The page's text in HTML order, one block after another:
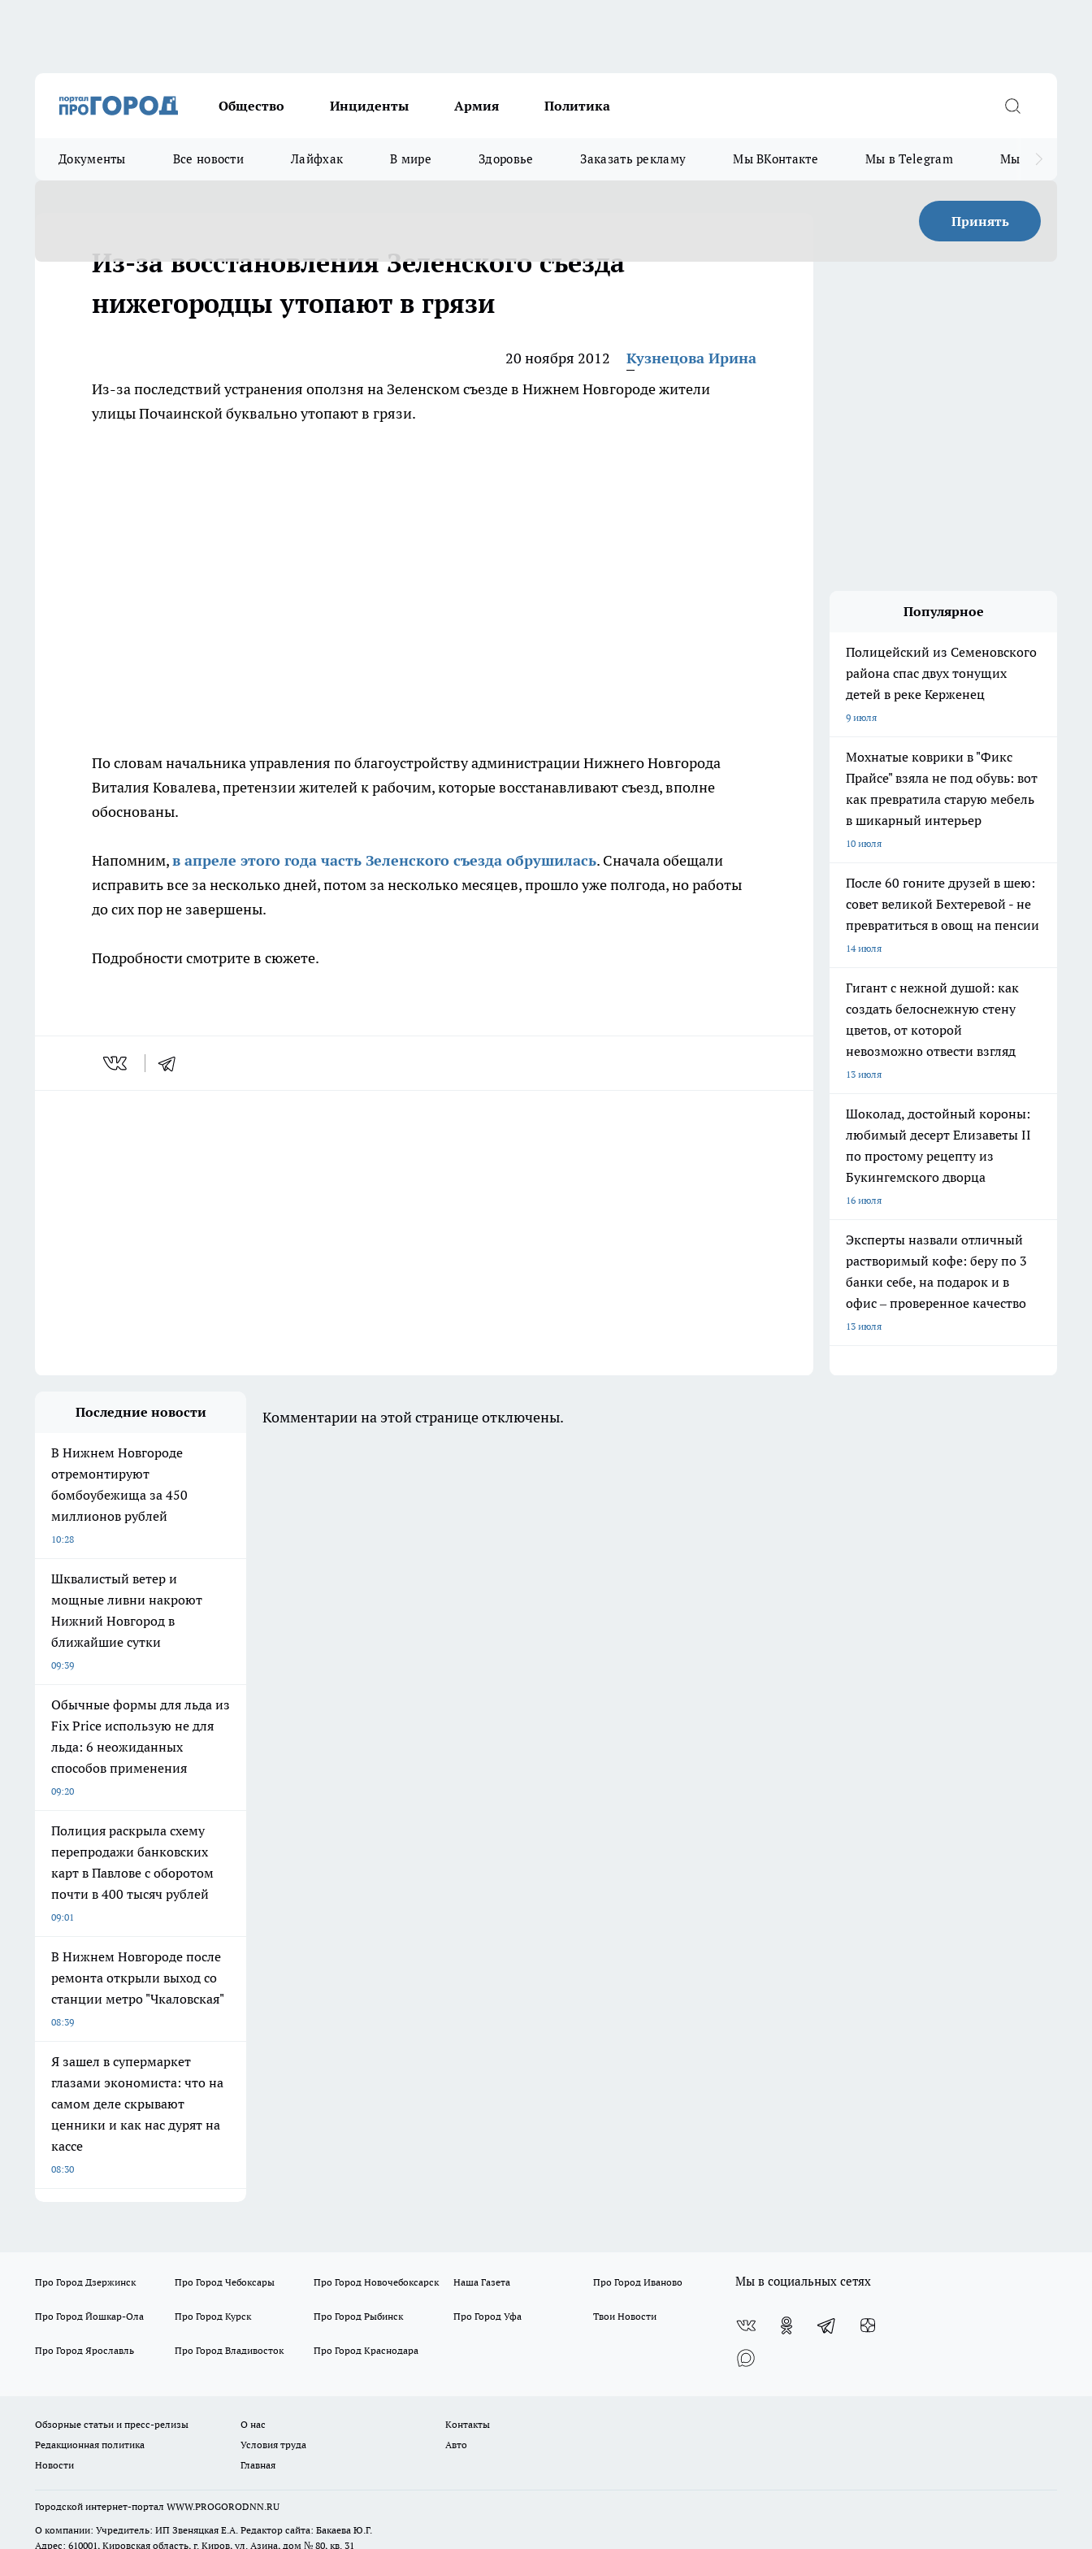
Общество Инциденты Армия Политика
Документы Все новости Лайфхак В мире Здоровье Заказать рекламу Мы ВКонтакте Мы в Telegram Мы в MAX
Принять
Из-за восстановления Зеленского съезда
нижегородцы утопают в грязи
20 ноября 2012
Кузнецова Ирина
Из-за последствий устранения оползня на Зеленском съезде в Нижнем Новгороде жители
улицы Почаинской буквально утопают в грязи.
По словам начальника управления по благоустройству администрации Нижнего Новгорода
Виталия Ковалева, претензии жителей к рабочим, которые восстанавливают съезд, вполне
обоснованы.
Напомним,в апреле этого года часть Зеленского съезда обрушилась. Сначала обещали
исправить все за несколько дней, потом за несколько месяцев, прошло уже полгода, но работы
до сих пор не завершены.
Подробности смотрите в сюжете.
Популярное
Полицейский из Семеновского
района спас двух тонущих
детей в реке Керженец
9 июля
Мохнатые коврики в "Фикс
Прайсе" взяла не под обувь: вот
как превратила старую мебель
в шикарный интерьер
10 июля
После 60 гоните друзей в шею:
совет великой Бехтеревой - не
превратиться в овощ на пенсии
14 июля
Гигант с нежной душой: как
создать белоснежную стену
цветов, от которой
невозможно отвести взгляд
13 июля
Шоколад, достойный короны:
любимый десерт Елизаветы II
по простому рецепту из
Букингемского дворца
16 июля
Эксперты назвали отличный
растворимый кофе: беру по 3
банки себе, на подарок и в
офис – проверенное качество
13 июля
Последние новости
В Нижнем Новгороде
отремонтируют
бомбоубежища за 450
миллионов рублей
10:28
Шквалистый ветер и
мощные ливни накроют
Нижний Новгород в
ближайшие сутки
09:39
Обычные формы для льда из
Fix Price использую не для
льда: 6 неожиданных
способов применения
09:20
Полиция раскрыла схему
перепродажи банковских
карт в Павлове с оборотом
почти в 400 тысяч рублей
09:01
В Нижнем Новгороде после
ремонта открыли выход со
станции метро "Чкаловская"
08:39
Я зашел в супермаркет
глазами экономиста: что на
самом деле скрывают
ценники и как нас дурят на
кассе
08:30
Комментарии на этой странице отключены.
Про Город Дзержинск Про Город Чебоксары Про Город Новочебоксарск Наша Газета Про Город Иваново
Про Город Йошкар-Ола Про Город Курск Про Город Рыбинск Про Город Уфа Твои Новости
Про Город Ярославль Про Город Владивосток Про Город Краснодара
Мы в социальных сетях
Обзорные статьи и пресс-релизы О нас
Контакты
Редакционная политика
Условия труда
Авто
Новости
Главная
Городской интернет-портал WWW.PROGORODNN.RU
О компании: Учредитель: ИП Звеняцкая Е.А. Редактор сайта: Бакаева Ю.Г.
Адрес: 610001, Кировская область, г. Киров, ул. Азина, дом № 80, кв. 31